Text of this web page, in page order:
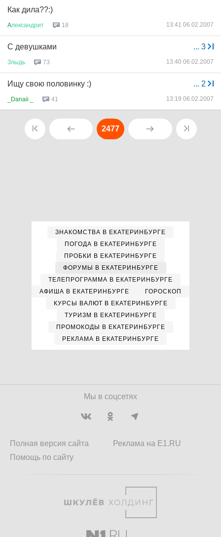
Как дила??:)
Aлександрит 18 13:41 06.02.2007
... 3
C девушками
Злыдь 73 13:40 06.02.2007
... 2
Ищу свою половинку :)
_Danaii _ 41 13:19 06.02.2007
2477
ЗНАКОМСТВА В ЕКАТЕРИНБУРГЕ
ПОГОДА В ЕКАТЕРИНБУРГЕ
ПРОБКИ В ЕКАТЕРИНБУРГЕ
ФОРУМЫ В ЕКАТЕРИНБУРГЕ
ТЕЛЕПРОГРАММА В ЕКАТЕРИНБУРГЕ
АФИША В ЕКАТЕРИНБУРГЕ
ГОРОСКОП
КУРСЫ ВАЛЮТ В ЕКАТЕРИНБУРГЕ
ТУРИЗМ В ЕКАТЕРИНБУРГЕ
ПРОМОКОДЫ В ЕКАТЕРИНБУРГЕ
РЕКЛАМА В ЕКАТЕРИНБУРГЕ
Мы в соцсетях
Полная версия сайта
Помощь по сайту
Реклама на E1.RU